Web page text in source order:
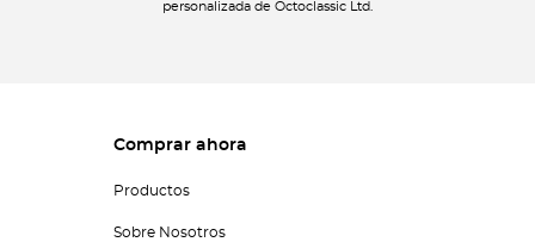
personalizada de Octoclassic Ltd.
Comprar ahora
Productos
Sobre Nosotros